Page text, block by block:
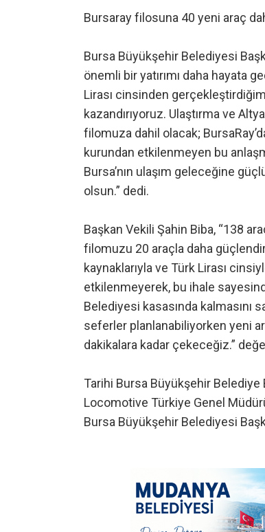
Bursaray filosuna 40 yeni araç
Bursa Büyükşehir Belediyesi
önemli bir yatırımı daha hayata
Lirası cinsinden
kazandırıyoruz. Ulaştırma ve
filomuza dahil olacak;
kurundan etkilenmeyen bu
Bursa’nın ulaşım geleceğine
olsun.” dedi.
Başkan Vekili Şahin Biba, “138
filomuzu 20 araçla daha
kaynaklarıyla ve Türk Lirası
etkilenmeyerek, bu ihale
Belediyesi kasasında kalmasını
seferler planlanabiliyorken yeni
dakikalara kadar çekeceğiz.”
Tarihi Bursa Büyükşehir Belediye
Locomotive Türkiye Genel
Bursa Büyükşehir Belediyesi